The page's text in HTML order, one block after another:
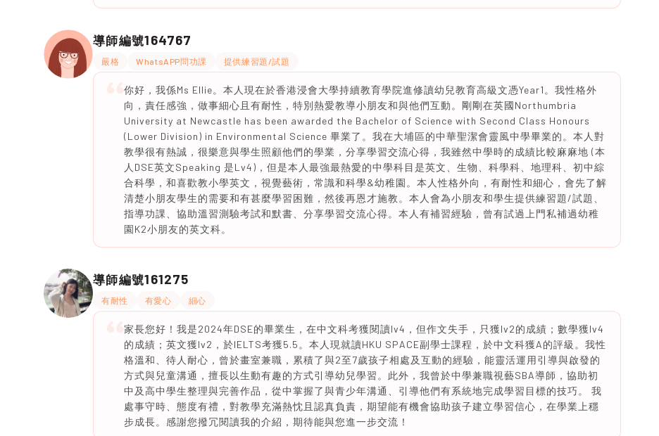
導師編號164767
嚴格 WhatsAPP問功課 提供練習題/試題
你好，我係Ms Ellie。本人現在於香港浸會大學持續教育學院進修讀幼兒教育高級文憑Year1。我性格外
向，責任感強，做事細心且有耐性，特別熱愛教導小朋友和與他們互動。剛剛在英國Northumbria
University at Newcastle has been awarded the Bachelor of Science with Second Class Honours
(Lower Division) in Environmental Science 畢業了。我在大埔區的中華聖潔會靈風中學畢業的。本人對
教學很有熱誠，很樂意與學生照顧他們的學業，分享學習交流心得，我雖然中學時的成績比較麻麻地 (本
人DSE英文Speaking 是Lv4)，但是本人最強最熱愛的中學科目是英文、生物、科學科、地理科、初中綜
合科學，和喜歡教小學英文，視覺藝術，常識和科學&幼稚園。本人性格外向，有耐性和細心，會先了解
清楚小朋友學生的需要和有甚麼學習困難，然後再恩才施教。本人會為小朋友和學生提供練習題/試題、
指導功課、協助溫習測驗考試和默書、分享學習交流心得。本人有補習經驗，曾有試過上門私補過幼稚
園K2小朋友的英文科。
導師編號161275
有耐性 有愛心 細心
家長您好！我是2024年DSE的畢業生，在中文科考獲閱讀lv4，但作文失手，只獲lv2的成績；數學獲lv4
的成績；英文獲lv2，於IELTS考獲5.5。本人現就讀HKU SPACE副學士課程，於中文科獲A的評級。我性
格溫和、待人耐心，曾於畫室兼職，累積了與2至7歲孩子相處及互動的經驗，能靈活運用引導與啟發的
方式與兒童溝通，擅長以生動有趣的方式引導幼兒學習。此外，我曾於中學兼職視藝SBA導師，協助初
中及高中學生整理與完善作品，從中掌握了與青少年溝通、引導他們有系統地完成學習目標的技巧。 我
處事守時、態度有禮，對教學充滿熱忱且認真負責，期望能有機會協助孩子建立學習信心，在學業上穩
步成長。感謝您撥冗閱讀我的介紹，期待能與您進一步交流！